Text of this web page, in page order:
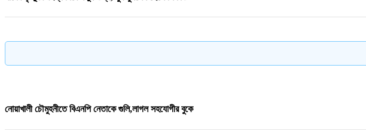
নোয়াখালী চৌমুহনীতে বিএনপি নেতাকে গুলি,লাগল সহযোগীর বুকে